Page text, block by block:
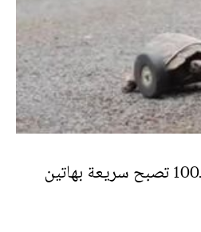
فيديو. سلحفاة بعمر الـ100 تصبح سريعة بهاتين